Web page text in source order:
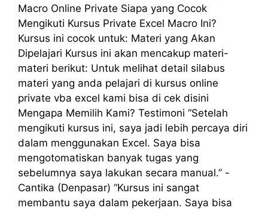
Macro Online Private Siapa yang Cocok
Mengikuti Kursus Private Excel Macro Ini?
Kursus ini cocok untuk: Materi yang Akan
Dipelajari Kursus ini akan mencakup materi-
materi berikut: Untuk melihat detail silabus
materi yang anda pelajari di kursus online
private vba excel kami bisa di cek disini
Mengapa Memilih Kami? Testimoni “Setelah
mengikuti kursus ini, saya jadi lebih percaya diri
dalam menggunakan Excel. Saya bisa
mengotomatiskan banyak tugas yang
sebelumnya saya lakukan secara manual.” -
Cantika (Denpasar) “Kursus ini sangat
membantu saya dalam pekerjaan. Saya bisa